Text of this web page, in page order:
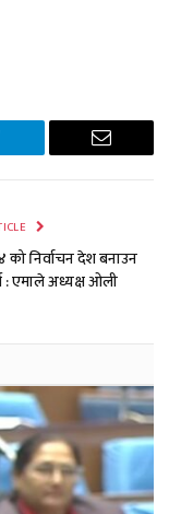
Email
को निर्वाचन देश बनाउन
: एमाले अध्यक्ष ओली